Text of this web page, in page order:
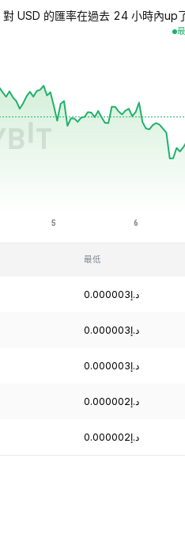
USD 的匯率在過去 24 小時內
最低
د.إ0.000003
د.إ0.000003
د.إ0.000003
د.إ0.000002
د.إ0.000002